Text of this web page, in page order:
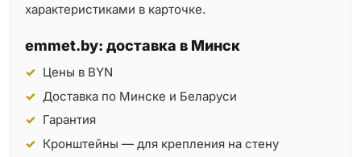
характеристиками в карточке.
emmet.by: доставка в Минск
Цены в BYN
Доставка по Минске и Беларуси
Гарантия
Кронштейны — для крепления на стену